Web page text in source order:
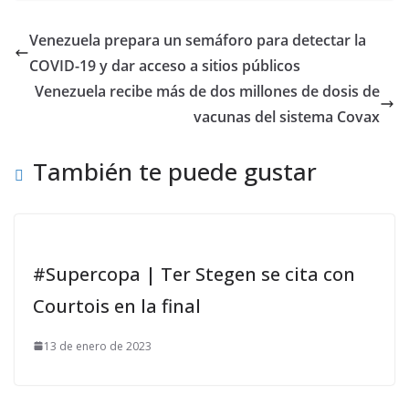
Venezuela prepara un semáforo para detectar la
COVID-19 y dar acceso a sitios públicos
Venezuela recibe más de dos millones de dosis de
vacunas del sistema Covax
También te puede gustar
#Supercopa | Ter Stegen se cita con
Courtois en la final
13 de enero de 2023